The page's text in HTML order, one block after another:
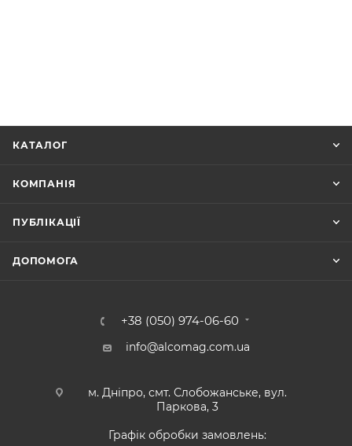
КАТАЛОГ
КОМПАНІЯ
ПУБЛІКАЦІЇ
ДОПОМОГА
+38 (050) 974-06-60
info@alcomag.com.ua
м. Дніпро, смт. Слобожанське, вул.
Паркова, 3
Графік обробки замовлень: